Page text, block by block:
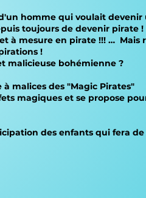
homme qui voulait devenir
toujours de devenir pirate
à mesure en pirate !!! … Mais
!
malicieuse bohémienne ?
malices des "Magic Pirates"
magiques et se propose
des enfants qui fera